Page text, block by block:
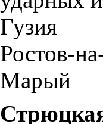
Гузия
Ростов-
Марый